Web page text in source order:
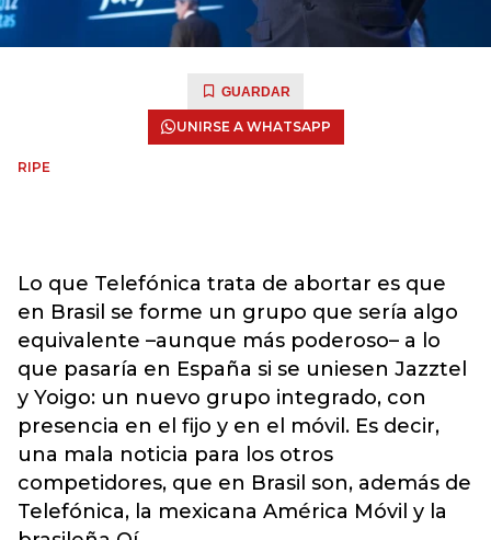
GUARDAR
UNIRSE A WHATSAPP
RIPE
Lo que Telefónica trata de abortar es que
en Brasil se forme un grupo que sería algo
equivalente ­–aunque más poderoso– a lo
que pasaría en España si se uniesen Jazztel
y Yoigo: un nuevo grupo integrado, con
presencia en el fijo y en el móvil. Es decir,
una mala noticia para los otros
competidores, que en Brasil son, además de
Telefónica, la mexicana América Móvil y la